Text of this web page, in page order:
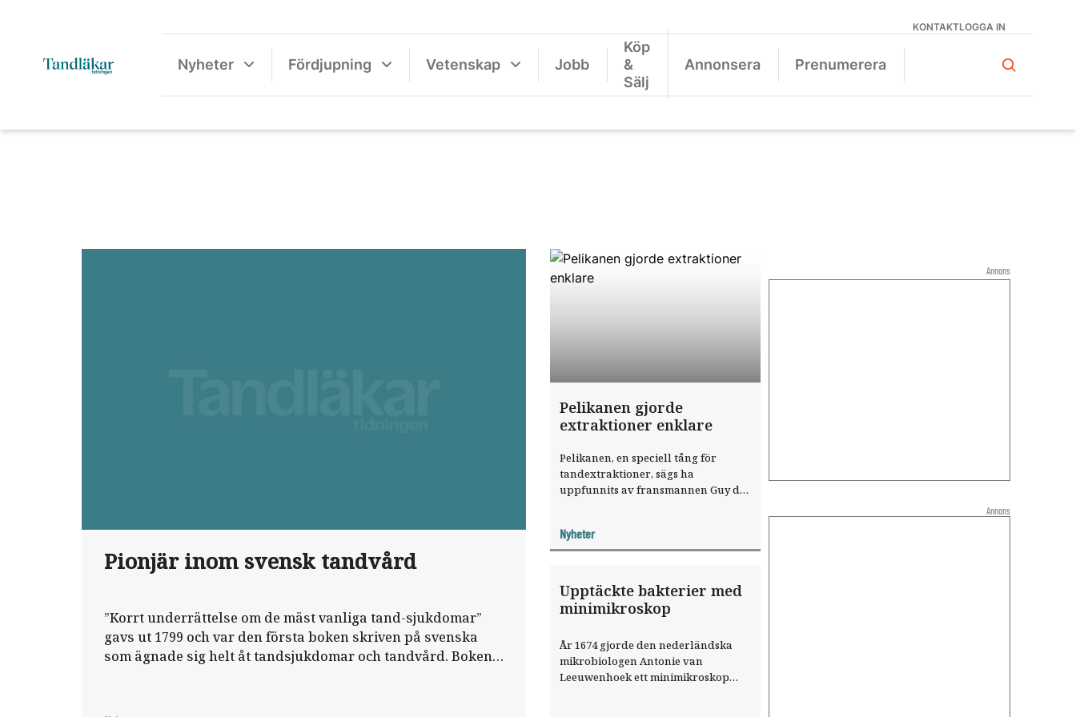
KONTAKTLOGGA IN
Nyheter Fördjupning Vetenskap Jobb
Köp
&
Sälj
Annonsera Prenumerera
Pionjär inom svensk tandvård
”Korrt underrättelse om de mäst vanliga tand-sjukdomar”
gavs ut 1799 och var den första boken skriven på svenska
som ägnade sig helt åt tandsjukdomar och tandvård. Boken
Pelikanen gjorde
extraktioner enklare
Pelikanen, en speciell tång för
tandextraktioner, sägs ha
uppfunnits av fransmannen Guy de
Nyheter
Upptäckte bakterier med
minimikroskop
År 1674 gjorde den nederländska
mikrobiologen Antonie van
Leeuwenhoek ett minimikroskop
Annons
Annons